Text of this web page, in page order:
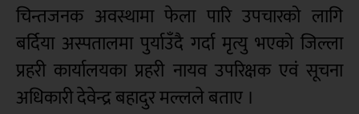
चिन्तजनक अवस्थामा फेला पारि उपचारको लागि
बर्दिया अस्पतालमा पुर्याउँदै गर्दा मृत्यु भएको जिल्ला
प्रहरी कार्यालयका प्रहरी नायव उपरिक्षक एवं सूचना
अधिकारी देवेन्द्र बहादुर मल्लले बताए ।